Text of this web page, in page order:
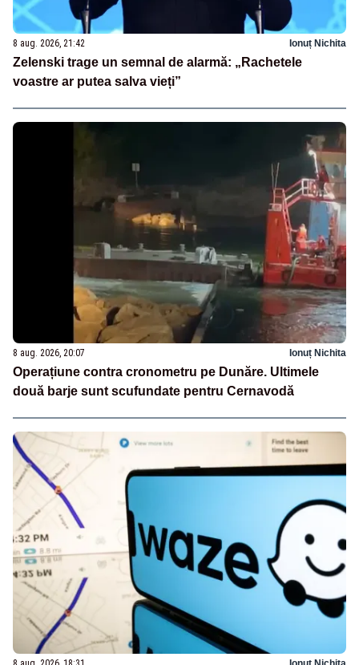
8 aug. 2026, 21:42 Ionuț Nichita
Zelenski trage un semnal de alarmă: „Rachetele
voastre ar putea salva vieți”
8 aug. 2026, 20:07 Ionuț Nichita
Operațiune contra cronometru pe Dunăre. Ultimele
două barje sunt scufundate pentru Cernavodă